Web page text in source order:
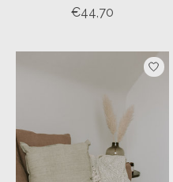
€44,70